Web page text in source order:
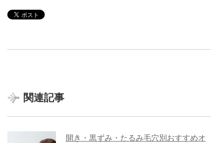
関連記事
開き・黒ずみ・たるみ毛穴別おすすめオ